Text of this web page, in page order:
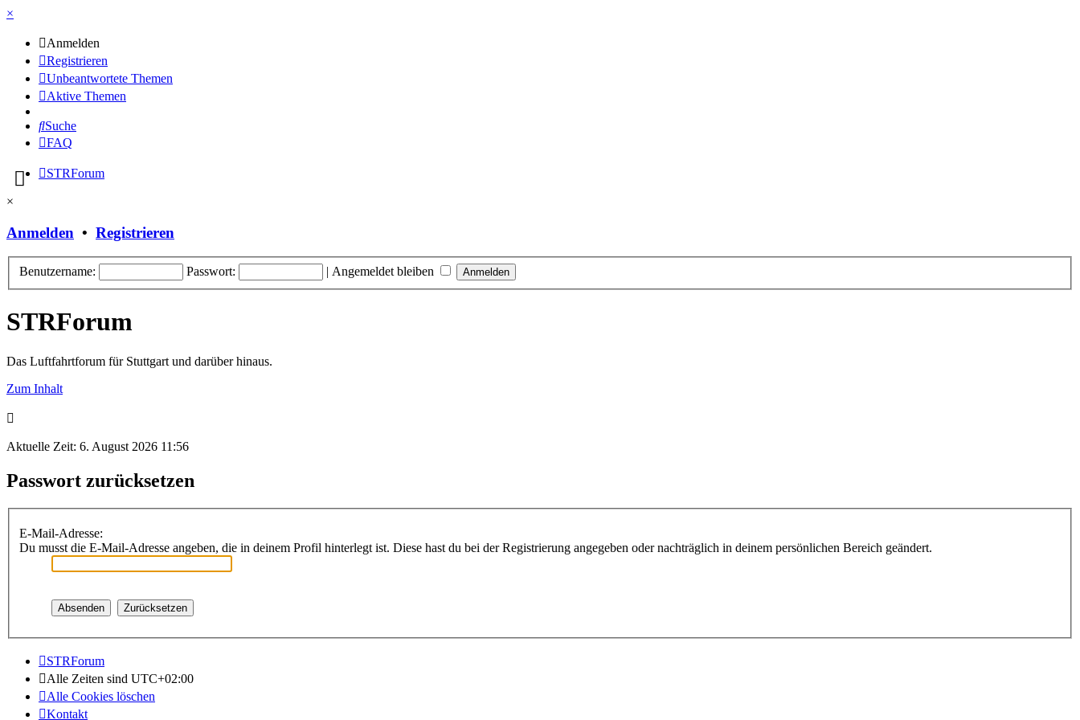
×
Anmelden
Registrieren
Unbeantwortete Themen
Aktive Themen
Suche
FAQ
STRForum
×
Anmelden • Registrieren
Benutzername: Passwort: | Angemeldet bleiben
STRForum
Das Luftfahrtforum für Stuttgart und darüber hinaus.
Zum Inhalt
Aktuelle Zeit: 6. August 2026 11:56
Passwort zurücksetzen
E-Mail-Adresse:
Du musst die E-Mail-Adresse angeben, die in deinem Profil hinterlegt ist. Diese hast du bei der Registrierung angegeben oder nachträglich in deinem persönlichen Bereich geändert.
STRForum
Alle Zeiten sind UTC+02:00
Alle Cookies löschen
Kontakt